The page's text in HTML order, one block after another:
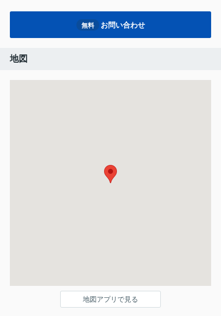
無料 お問い合わせ
地図
地図アプリで見る